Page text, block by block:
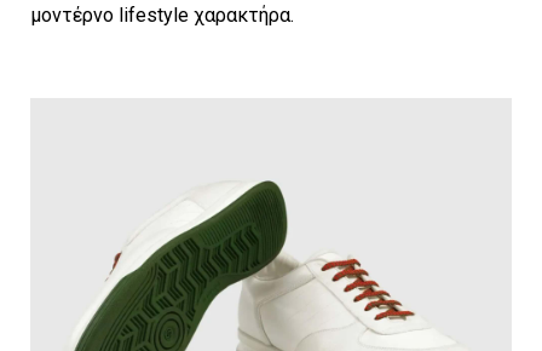
μοντέρνο lifestyle χαρακτήρα.